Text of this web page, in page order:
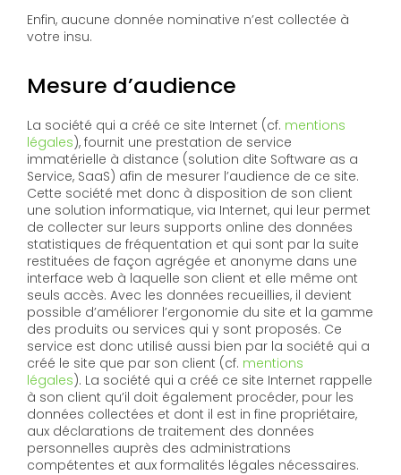
Enfin, aucune donnée nominative n’est collectée à
votre insu.
Mesure d’audience
La société qui a créé ce site Internet (cf. mentions
légales), fournit une prestation de service
immatérielle à distance (solution dite Software as a
Service, SaaS) afin de mesurer l’audience de ce site.
Cette société met donc à disposition de son client
une solution informatique, via Internet, qui leur permet
de collecter sur leurs supports online des données
statistiques de fréquentation et qui sont par la suite
restituées de façon agrégée et anonyme dans une
interface web à laquelle son client et elle même ont
seuls accès. Avec les données recueillies, il devient
possible d’améliorer l’ergonomie du site et la gamme
des produits ou services qui y sont proposés. Ce
service est donc utilisé aussi bien par la société qui a
créé le site que par son client (cf. mentions
légales). La société qui a créé ce site Internet rappelle
à son client qu’il doit également procéder, pour les
données collectées et dont il est in fine propriétaire,
aux déclarations de traitement des données
personnelles auprès des administrations
compétentes et aux formalités légales nécessaires.